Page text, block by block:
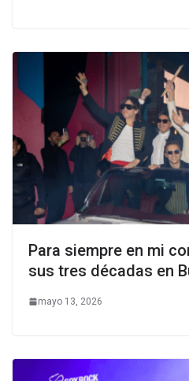
Para siempre en mi
sus tres décadas en
mayo 13, 2026